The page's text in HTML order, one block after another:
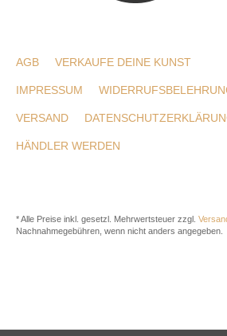
AGB VERKAUFE DEINE KUNST
IMPRESSUM
VERSAND
HÄNDLER WERDEN
* Alle Preise inkl. gesetzl. Mehrwertsteuer zzgl.
Nachnahmegebühren, wenn nicht anders angegeben.